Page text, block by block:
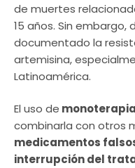
de muertes
15 años. Sin embargo,
documentado la
artemisina,
Latinoamérica.
El uso de
combinarla con otros
medicamentos
interrupción del